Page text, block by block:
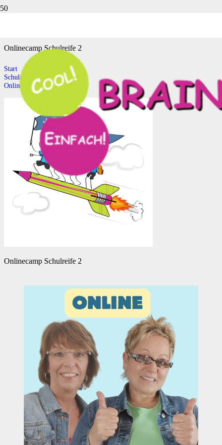
Onlinecamp Schulreife 2
Start
Schulreife Onlinecamp
Onlinecamp Schulreife 2
Onlinecamp Schulreife 2